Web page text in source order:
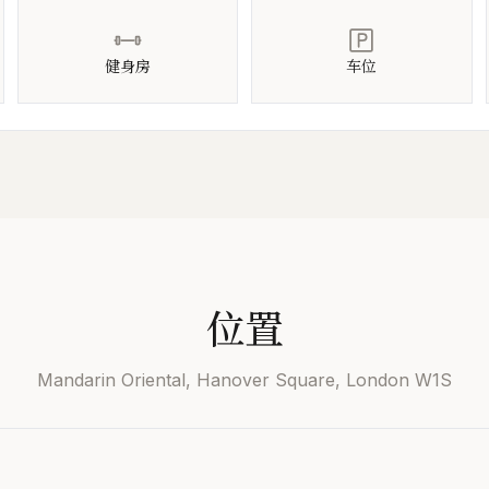
健身房 车位
位置
Mandarin Oriental, Hanover Square, London W1S